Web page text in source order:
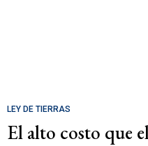
LEY DE TIERRAS
El alto costo que